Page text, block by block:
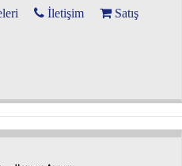
İletişim Satış